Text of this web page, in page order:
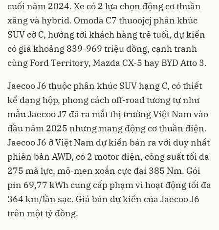
cuối năm 2024. Xe có 2 lựa chọn động cơ thuần
xăng và hybrid. Omoda C7 thuoojcj phân khúc
SUV cỡ C, hướng tới khách hàng trẻ tuổi, dự kiến
có giá khoảng 839-969 triệu đồng, cạnh tranh
cùng Ford Territory, Mazda CX-5 hay BYD Atto 3.
Jaecoo J6 thuộc phân khúc SUV hạng C, có thiết
kế dạng hộp, phong cách off-road tương tự như
mẫu Jaecoo J7 đã ra mắt thị trường Việt Nam vào
đầu năm 2025 nhưng mang động cơ thuần điện.
Jaecoo J6 ở Việt Nam dự kiến bán ra với duy nhất
phiên bản AWD, có 2 motor điện, công suất tối đa
275 mã lực, mô-men xoắn cực đại 385 Nm. Gói
pin 69,77 kWh cung cấp phạm vi hoạt động tối đa
364 km/lần sạc. Giá bán dự kiến của Jaecoo J6
trên một tỷ đồng.